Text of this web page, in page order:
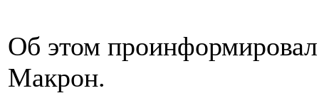
Об этом
Макрон.